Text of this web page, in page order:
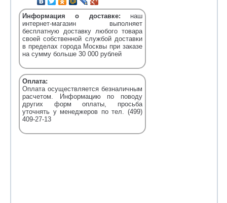
Информация о доставке: наш
интернет-магазин выполняет
бесплатную доставку любого товара
своей собственной службой доставки
в пределах города Москвы при заказе
на сумму больше 30 000 рублей
Оплата:
Оплата осуществляется безналичным
расчетом. Информацию по поводу
других форм оплаты, просьба
уточнять у менеджеров по тел. (499)
409-27-13